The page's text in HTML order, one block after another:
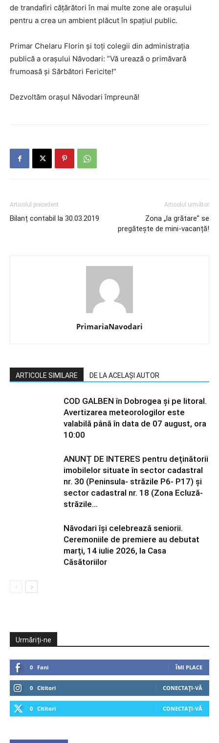
de trandafiri cățărători în mai multe zone ale orașului
pentru a crea un ambient plăcut în spațiul public.
Primar Chelaru Florin și toți colegii din administrația
publică a orașului Năvodari: ”Vă urează o primăvară
frumoasă și Sărbători Fericite!”
Dezvoltăm orașul Năvodari împreună!
Articolul precedent
Bilanț contabil la 30.03.2019
Articolul următor
Zona „la grătare” se
pregătește de mini-vacanță!
PrimariaNavodari
ARTICOLE SIMILARE DE LA ACELAȘI AUTOR
COD GALBEN în Dobrogea și pe litoral.
Avertizarea meteorologilor este
valabilă până în data de 07 august, ora
10:00
ANUNȚ DE INTERES pentru deținătorii
imobilelor situate în sector cadastral
nr. 30 (Peninsula- străzile P6- P17) și
sector cadastral nr. 18 (Zona Ecluză-
străzile...
Năvodari își celebrează seniorii.
Ceremoniile de premiere au debutat
marți, 14 iulie 2026, la Casa
Căsătoriilor
Urmăriți-ne
0 Fani ÎMI PLACE
0 Cititori CONECTAȚI-VĂ
0 Cititori CONECTAȚI-VĂ